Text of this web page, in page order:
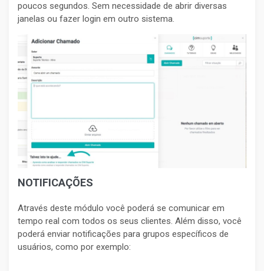
poucos segundos. Sem necessidade de abrir diversas
janelas ou fazer login em outro sistema.
NOTIFICAÇÕES
Através deste módulo você poderá se comunicar em
tempo real com todos os seus clientes. Além disso, você
poderá enviar notificações para grupos específicos de
usuários, como por exemplo: